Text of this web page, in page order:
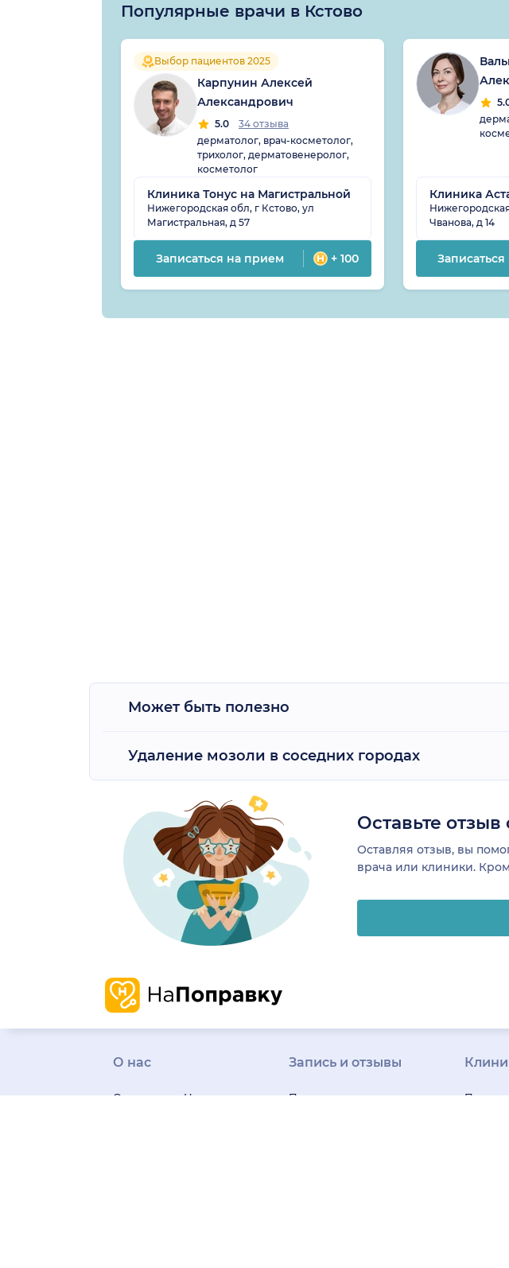
Популярные врачи в Кстово
Выбор пациентов 2025
Карпунин Алексей
Александрович
5.0
34 отзыва
дерматолог, врач-косметолог,
трихолог, дерматовенеролог,
косметолог
Клиника Тонус на Магистральной
Нижегородская обл, г Кстово, ул
Магистральная, д 57
Записаться на прием + 100
Клиника
Чванова, д 14
Может быть полезно
Удаление мозоли в соседних городах
Оставьте
Оставляя отзыв, вы
врача или клиники.
О нас
О компании Наша
Запись и отзывы
Проверенная